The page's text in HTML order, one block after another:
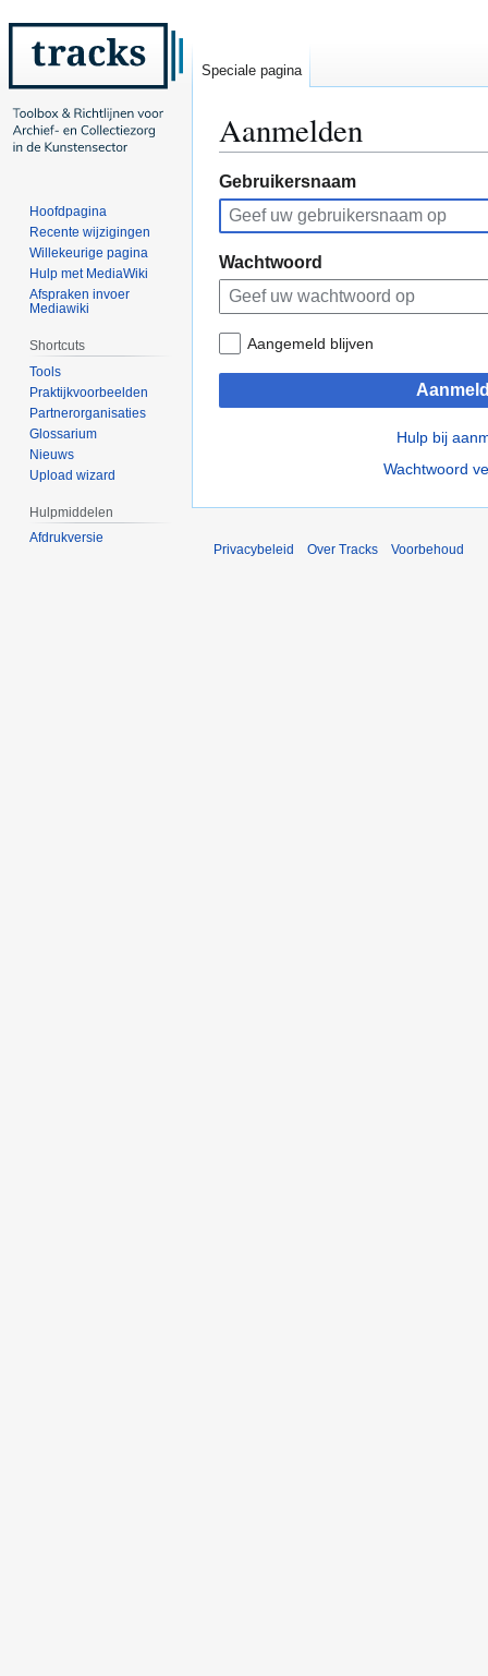
Aanmelden
Naar
navigatie
springen
Naar
zoeken
springen
Gebruikersnaam
Wachtwoord
Aangemeld blijven
Hulp bij
Wachtwoord
Speciale pagina
Hoofdpagina
Recente wijzigingen
Willekeurige pagina
Hulp met MediaWiki
Afspraken invoer
Mediawiki
Shortcuts
Tools
Praktijkvoorbeelden
Partnerorganisaties
Glossarium
Nieuws
Upload wizard
Hulpmiddelen
Afdrukversie
Privacybeleid Over Tracks Voorbehoud